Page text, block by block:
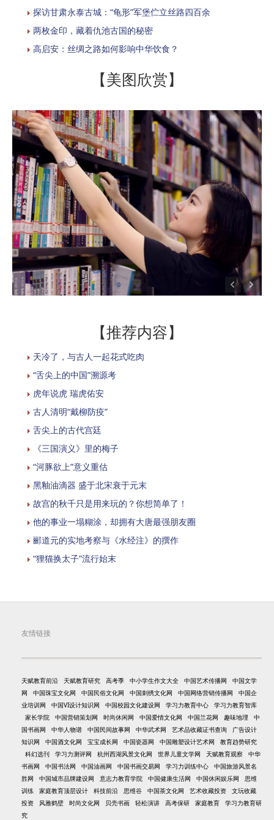
探访甘肃永泰古城：“龟形”军堡伫立丝路四百余
两枚金印，藏着仇池古国的秘密
高启安：丝绸之路如何影响中华饮食？
【美图欣赏】
【推荐内容】
天冷了，与古人一起花式吃肉
“舌尖上的中国”溯源考
虎年说虎 瑞虎佑安
古人清明“戴柳防疫”
舌尖上的古代宫廷
《三国演义》里的梅子
“河豚欲上”意义重估
黑釉油滴器 盛于北宋衰于元末
故宫的秋千只是用来玩的？你想简单了！
他的事业一塌糊涂，却拥有大唐最强朋友圈
郦道元的实地考察与《水经注》的撰作
“狸猫换太子”流行始末
友情链接
天赋教育前沿 天赋教育研究 高考季 中小学生作文大全 中国艺术传播网
中国文学
网
中国珠宝文化网 中国民俗文化网 中国刺绣文化网 中国网络营销传播网
中国企
业培训网
中国VI设计知识网 中国校园文化建设网 学习力教育中心
学习力教育智库
家长学院
中国营销策划网 时尚休闲网 中国爱情文化网 中国兰花网 趣味地理
中
国书画网
中华人物谱 中国民间故事网 中华武术网 艺术品收藏证书查询
广告设计
知识网
中国酒文化网 宝宝成长网 中国瓷器网 中国雕塑设计艺术网
教育趋势研究
科幻选刊
学习力测评网 杭州西湖风景文化网 世界儿童文学网 天赋教育观察
中华
书画网
中国书法网 中国油画网 中国书画交易网 学习力训练中心
中国旅游风景名
胜网
中国城市品牌建设网 意志力教育学院 中国健康生活网 中国休闲娱乐网
思维
训练
家庭教育顶层设计 科技前沿 思维谷 中国茶文化网 艺术收藏投资
文玩收藏
投资
风雅鹤壁 时尚文化网 贝壳书画 轻松演讲 高考保研 家庭教育
学习力教育研
究